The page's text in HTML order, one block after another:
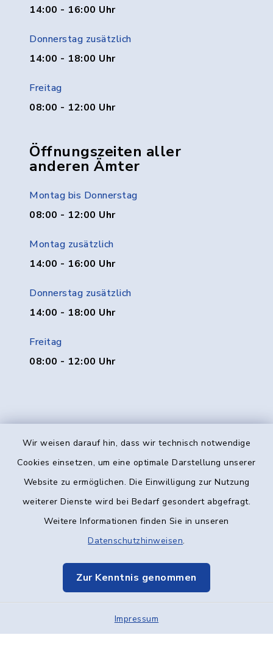
Wir weisen darauf hin, dass wir technisch notwendige
Cookies einsetzen, um eine optimale Darstellung unserer
Website zu ermöglichen. Die Einwilligung zur Nutzung
weiterer Dienste wird bei Bedarf gesondert abgefragt.
Weitere Informationen finden Sie in unseren
Datenschutzhinweisen.
Zur Kenntnis genommen
Impressum
14:00 - 16:00 Uhr
Donnerstag zusätzlich
14:00 - 18:00 Uhr
Freitag
08:00 - 12:00 Uhr
Öffnungszeiten aller
anderen Ämter
Montag bis Donnerstag
08:00 - 12:00 Uhr
Montag zusätzlich
14:00 - 16:00 Uhr
Donnerstag zusätzlich
14:00 - 18:00 Uhr
Freitag
08:00 - 12:00 Uhr
Kontakt
Datenschutz
Elektronische Kommunikation
Sitemap